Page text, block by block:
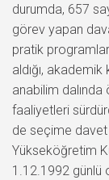
durumda, 657
görev yapan
pratik
aldığı, akademik
anabilim
faaliyetleri
de seçime
Yükseköğretim
1.12.1992 günlü